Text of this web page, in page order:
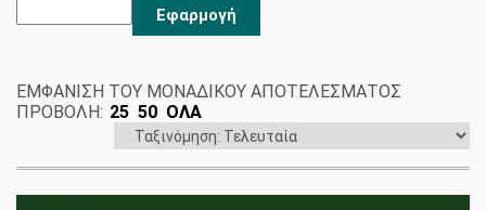
Εφαρμογή
ΕΜΦΆΝΙΣΗ ΤΟΥ ΜΟΝΑΔΙΚΟΎ ΑΠΟΤΕΛΈΣΜΑΤΟΣ
ΠΡΟΒΟΛΗ: 25 50 ΟΛΑ